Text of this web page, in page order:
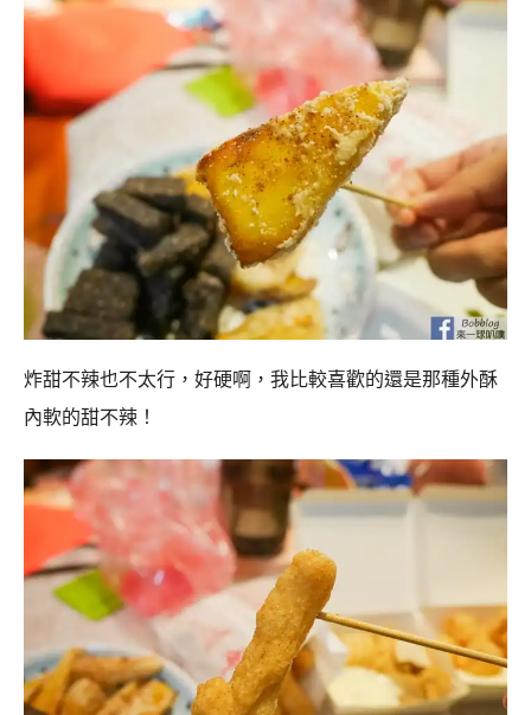
炸甜不辣也不太行，好硬啊，我比較喜歡的還是那種外酥
內軟的甜不辣！